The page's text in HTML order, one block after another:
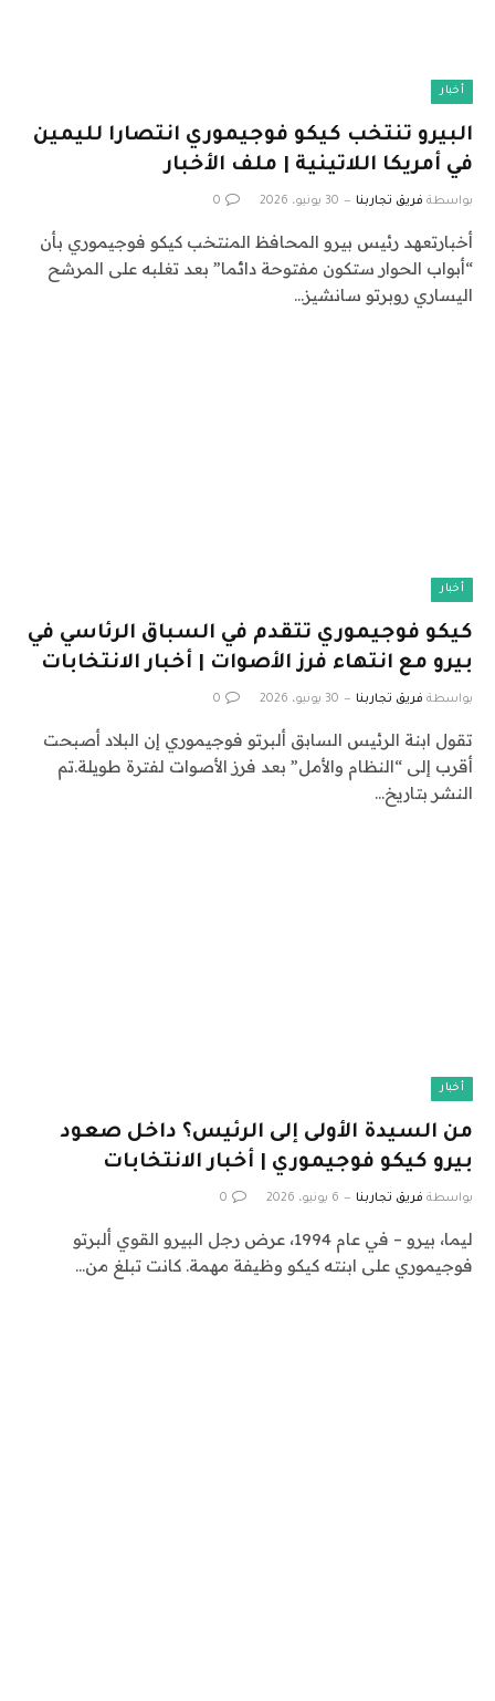
أخبار
البيرو تنتخب كيكو فوجيموري انتصارا لليمين
في أمريكا اللاتينية | ملف الأخبار
بواسطة فريق تجاربنا 30 يونيو، 2026 0
أخبارتعهد رئيس بيرو المحافظ المنتخب كيكو فوجيموري بأن
“أبواب الحوار ستكون مفتوحة دائما” بعد تغلبه على المرشح
اليساري روبرتو سانشيز…
أخبار
كيكو فوجيموري تتقدم في السباق الرئاسي في
بيرو مع انتهاء فرز الأصوات | أخبار الانتخابات
بواسطة فريق تجاربنا 30 يونيو، 2026 0
تقول ابنة الرئيس السابق ألبرتو فوجيموري إن البلاد أصبحت
أقرب إلى “النظام والأمل” بعد فرز الأصوات لفترة طويلة.تم
النشر بتاريخ…
أخبار
من السيدة الأولى إلى الرئيس؟ داخل صعود
بيرو كيكو فوجيموري | أخبار الانتخابات
بواسطة فريق تجاربنا 6 يونيو، 2026 0
ليما، بيرو – في عام 1994، عرض رجل البيرو القوي ألبرتو
فوجيموري على ابنته كيكو وظيفة مهمة. كانت تبلغ من…